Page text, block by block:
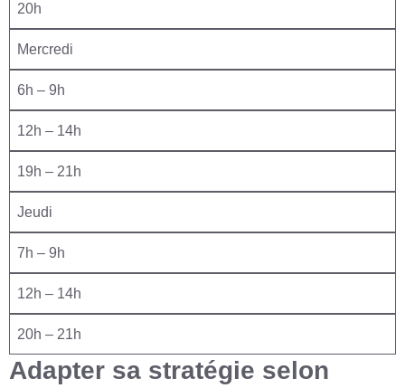
20h
Mercredi
6h – 9h
12h – 14h
19h – 21h
Jeudi
7h – 9h
12h – 14h
20h – 21h
Adapter sa stratégie selon